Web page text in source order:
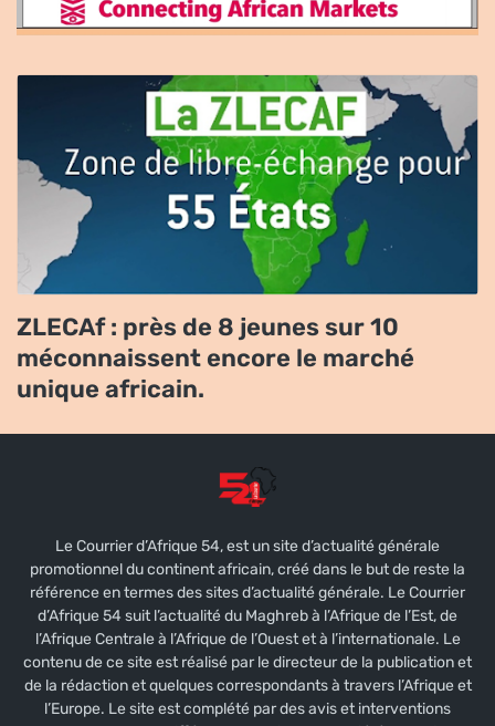
ZLECAf : près de 8 jeunes sur 10
méconnaissent encore le marché
unique africain.
Le Courrier d’Afrique 54, est un site d’actualité générale
promotionnel du continent africain, créé dans le but de reste la
référence en termes des sites d’actualité générale. Le Courrier
d’Afrique 54 suit l’actualité du Maghreb à l’Afrique de l’Est, de
l’Afrique Centrale à l’Afrique de l’Ouest et à l’internationale. Le
contenu de ce site est réalisé par le directeur de la publication et
de la rédaction et quelques correspondants à travers l’Afrique et
l’Europe. Le site est complété par des avis et interventions